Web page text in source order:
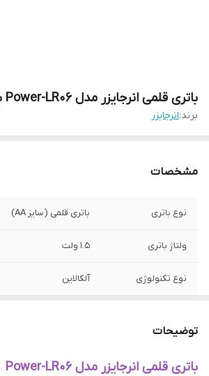
باتری قلمی انرجایزر مدل Power-LR06 بسته 1 عددی
برند:انرجایزر
مشخصات
نوع باتری باتری قلمی (سایز AA)
ولتاژ باتری ۱.۵ ولت
نوع تکنولوژی آلکالاین
موجود در پک
توضیحات
باتری قلمی انرجایزر مدل Power-LR06